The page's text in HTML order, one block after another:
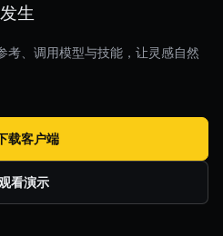
生
考、调用模型与技能，让灵感自然
载客户端
看演示